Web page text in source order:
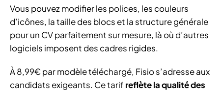
Vous pouvez modifier les polices, les couleurs
d’icônes, la taille des blocs et la structure générale
pour un CV parfaitement sur mesure, là où d’autres
logiciels imposent des cadres rigides.
À 8,99€ par modèle téléchargé, Fisio s’adresse aux
candidats exigeants. Ce tarif reflète la qualité des